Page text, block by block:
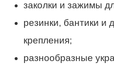
заколки и зажимы
резинки, бантики и
крепления;
разнообразные